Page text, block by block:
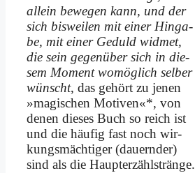
al­lein be­we­gen kann, und der
sich bis­wei­len mit ei­ner Hin­ga­
be, mit ei­ner Ge­duld wid­met,
die sein ge­gen­über sich in die­
sem Mo­ment wo­mög­lich sel­ber
wünscht, das ge­hört zu je­nen
»ma­gi­schen Mo­ti­ven«*, von
de­nen die­ses Buch so reich ist
und die häu­fig fast noch wir­
kungs­mäch­ti­ger (dau­ern­der)
sind als die Haupt­er­zähl­strän­ge.